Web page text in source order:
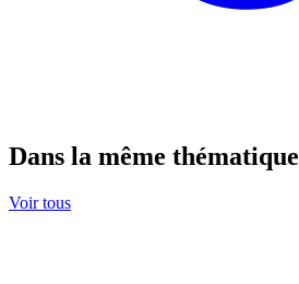
Dans la même thématique
Voir tous